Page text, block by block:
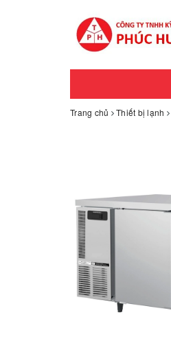
Trang chủ Thiết bị lạnh